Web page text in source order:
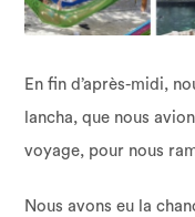
En fin d’après-midi,
lancha, que nous
voyage, pour nous
Nous avons eu la